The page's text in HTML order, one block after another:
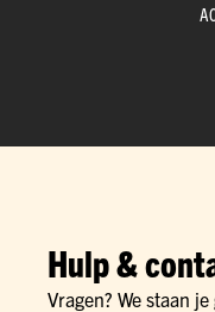
Hulp &
Vragen? We staan